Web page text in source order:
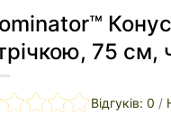
75 см,
Відгуків: 0 /